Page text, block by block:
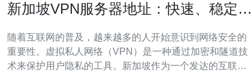
新加坡VPN服务器地址：快速、稳定的
随着互联网的普及，越来越多的人开始意识到网络安全的
重要性。虚拟私人网络（VPN）是一种通过加密和隧道技
术来保护用户隐私的工具。新加坡作为一个发达的互联网